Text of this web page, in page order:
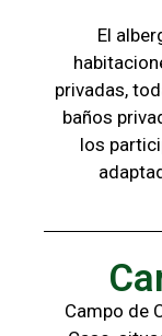
El
privadas,
baños
los
Campo de